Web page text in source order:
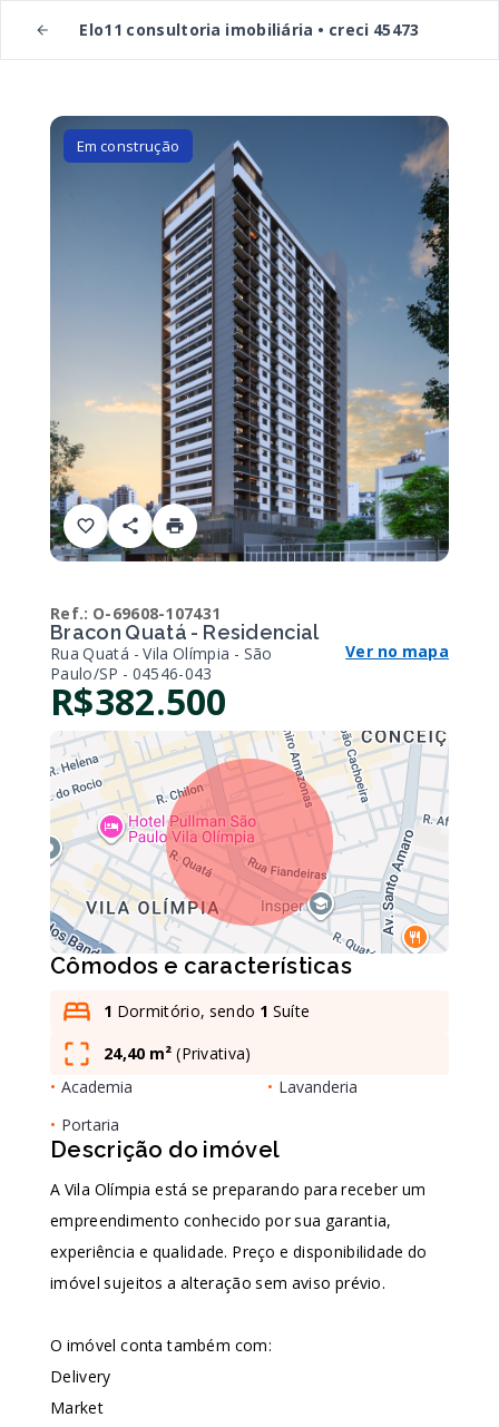
Elo11 consultoria imobiliária • creci 45473
Em construção
Ref.: O-69608-107431
Bracon Quatá - Residencial
Rua Quatá - Vila Olímpia - São
Paulo/SP - 04546-043
Ver no mapa
R$382.500
Cômodos e características
1 Dormitório, sendo 1 Suíte
24,40 m² (Privativa)
• Academia • Lavanderia
• Portaria
Descrição do imóvel
A Vila Olímpia está se preparando para receber um
empreendimento conhecido por sua garantia,
experiência e qualidade. Preço e disponibilidade do
imóvel sujeitos a alteração sem aviso prévio.
O imóvel conta também com:
Delivery
Market